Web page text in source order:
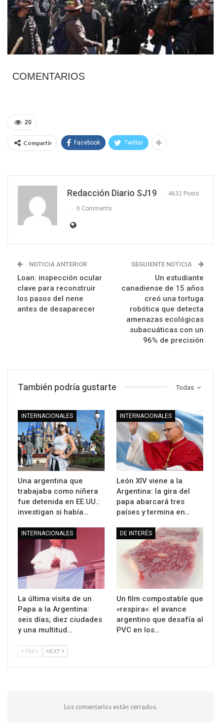
COMENTARIOS
20
Compartir Facebook Twitter
Redacción Diario SJ19 4632 Posts
0 Comments
NOTICIA ANTERIOR
Loan: inspección ocular
clave para reconstruir
los pasos del nene
antes de desaparecer
SEGUIENTE NOTICIA
Un estudiante
canadiense de 15 años
creó una tortuga
robótica que detecta
amenazas ecológicas
subacuáticas con un
96% de precisión
Todas
También podría gustarte
INTERNACIONALES
Una argentina que
trabajaba como niñera
fue detenida en EE.UU.:
investigan si había…
INTERNACIONALES
León XIV viene a la
Argentina: la gira del
papa abarcará tres
países y termina en…
INTERNACIONALES
La última visita de un
Papa a la Argentina:
seis días, diez ciudades
y una multitud…
DE INTERÉS
Un film compostable que
«respira»: el avance
argentino que desafía al
PVC en los…
PREV NEXT
Los comentarios están cerrados.